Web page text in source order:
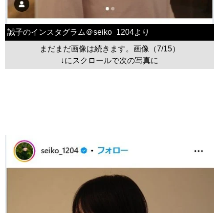
誠子のインスタグラム＠seiko_1204より
まだまだ画像は続きます。画像（7/15）
↓にスクロールで次の写真に